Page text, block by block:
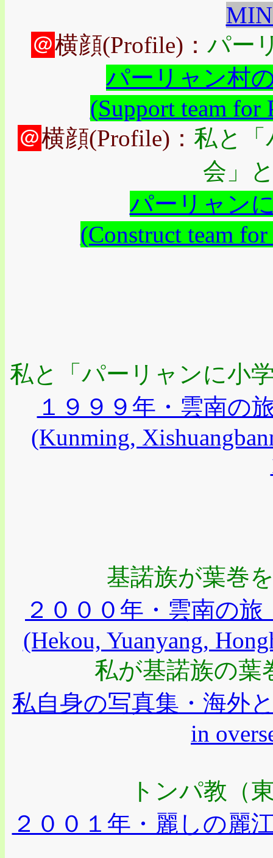
＠横顔(Profile)： パー
パーリャン村
(Support team for
＠横顔(Profile)： 私と「
会」
パーリャン
(Construct team
私と「パーリャンに小
１９９９年・雲南の
(Kunming,
基諾族が葉巻
２０００年・雲南の
(Hekou, Yuanyang,
私が基諾族の
私自身の写真集・海外
in
トンパ教（
２００１年・麗しの麗